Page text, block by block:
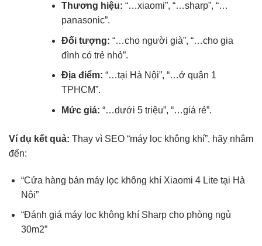
Thương hiệu: “…xiaomi”, “…sharp”, “…
panasonic”.
Đối tượng: “…cho người già”, “…cho gia
đình có trẻ nhỏ”.
Địa điểm: “…tại Hà Nội”, “…ở quận 1
TPHCM”.
Mức giá: “…dưới 5 triệu”, “…giá rẻ”.
Ví dụ kết quả: Thay vì SEO “máy lọc không khí”, hãy nhắm
đến:
“Cửa hàng bán máy lọc không khí Xiaomi 4 Lite tại Hà
Nội”
“Đánh giá máy lọc không khí Sharp cho phòng ngủ
30m2”